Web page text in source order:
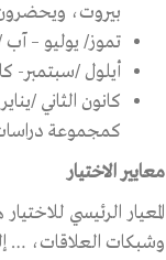
بيروت، ويحضرون
تموز/ يوليو – آب /أغسطس 2018 : ينهي الباحثون/ات
أيلول /سبتمبر- كانون الأول /
كمجموعة
معايير الاختيار
المعيار الرئيسي
وشبكات العلاقات، …